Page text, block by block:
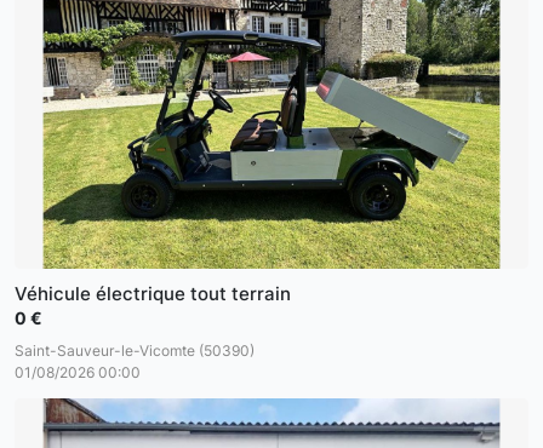
Véhicule électrique tout terrain
0 €
Saint-Sauveur-le-Vicomte (50390)
01/08/2026 00:00